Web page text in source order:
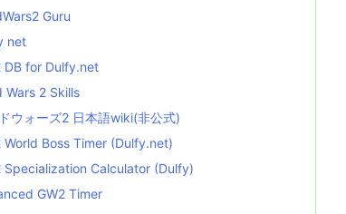
Guru
net
DB for Dulfy.net
Wars 2 Skills
ウォーズ2 日本語wiki(非公式)
World Boss Timer (Dulfy.net)
Specialization Calculator (Dulfy)
GW2 Timer